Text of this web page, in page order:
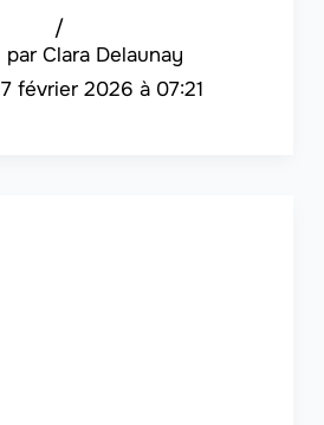
Clara Delaunay
/
7 février 2026 à 07:21